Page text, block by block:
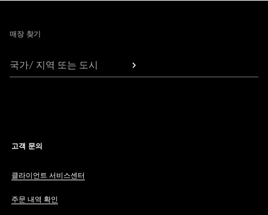
매장 찾기
국가/ 지역 또는 도시
고객 문의
클라이언트 서비스센터
주문 내역 확인